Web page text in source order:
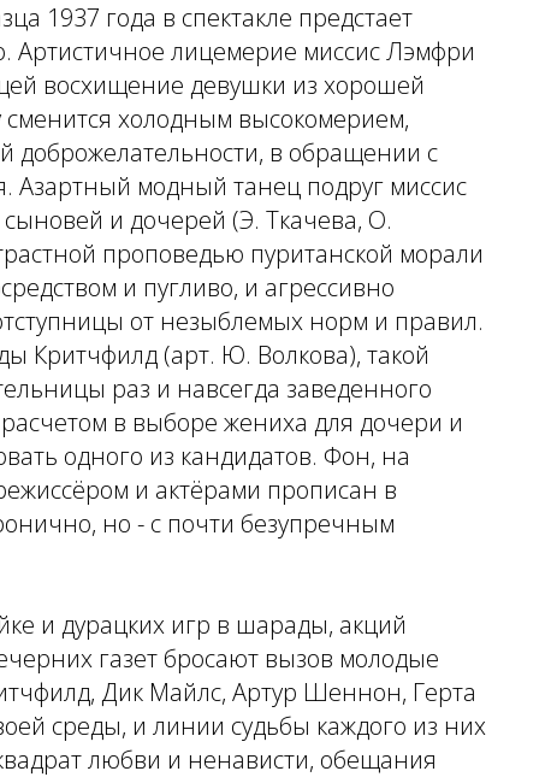
1937 года в спектакле предстает
лицемерие миссис Лэмфри
восхищение девушки из хорошей
холодным высокомерием,
доброжелательности, в обращении с
Азартный модный танец подруг миссис
и дочерей (Э. Ткачева, О.
проповедью пуританской морали
и пугливо, и агрессивно
от незыблемых норм и правил.
Критчфилд (арт. Ю. Волкова), такой
раз и навсегда заведенного
в выборе жениха для дочери и
одного из кандидатов. Фон, на
и актёрами прописан в
но - с почти безупречным
и дурацких игр в шарады, акций
газет бросают вызов молодые
Дик Майлс, Артур Шеннон, Герта
среды, и линии судьбы каждого из них
любви и ненависти, обещания